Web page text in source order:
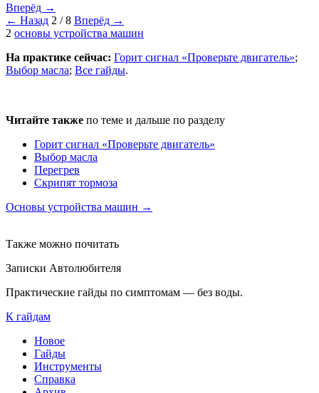
Вперёд →
← Назад 2 / 8 Вперёд →
2 основы устройства машин
На практике сейчас: Горит сигнал «Проверьте двигатель»;
Выбор масла; Все гайды.
Читайте также по теме и дальше по разделу
Горит сигнал «Проверьте двигатель»
Выбор масла
Перегрев
Скрипят тормоза
Основы устройства машин →
Также можно почитать
Записки Автолюбителя
Практические гайды по симптомам — без воды.
К гайдам
Новое
Гайды
Инструменты
Справка